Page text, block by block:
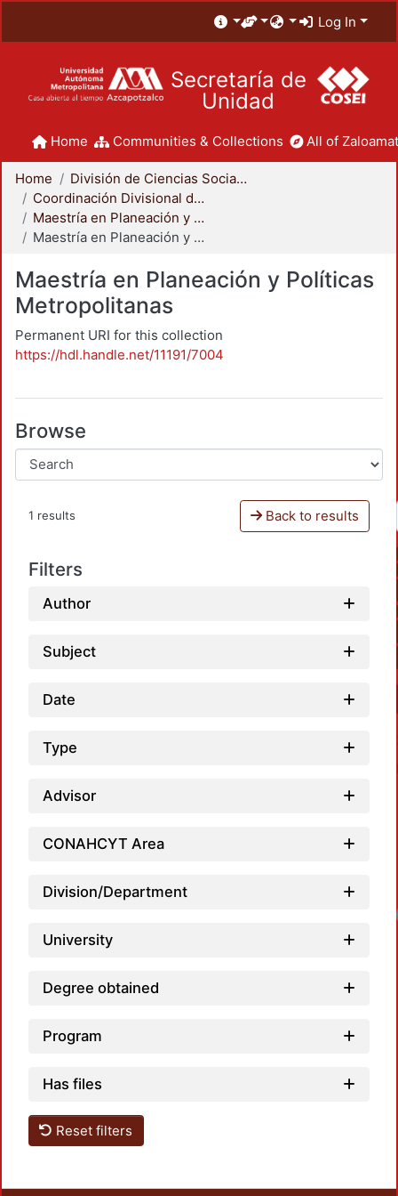
Log In
Secretaría de
Unidad
Home Communities & Collections All of
Home
División de Ciencias Sociales y Humanidades
Coordinación Divisional de Posgrado
Maestría en Planeación y Políticas Metropolitanas
Maestría en Planeación y Políticas Metropolitanas
Maestría en Planeación y Políticas
Metropolitanas
Permanent URI for this collection
https://hdl.handle.net/11191/7004
Browse
1 results Back to results
Filters
Author
Subject
Date
Type
Advisor
CONAHCYT Area
Division/Department
University
Degree obtained
Program
Has files
Reset filters